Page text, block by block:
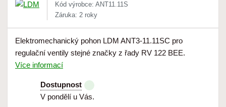
Kód výrobce: ANT11.11S
Záruka: 2 roky
Elektromechanický pohon LDM ANT3-11.11SC pro
regulační ventily stejné značky z řady RV 122 BEE.
Více informací
Dostupnost
V pondělí u Vás.